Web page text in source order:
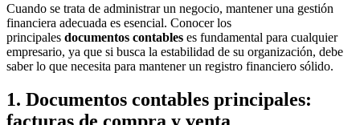
Cuando se trata de administrar un negocio, mantener una gestión
financiera adecuada es esencial. Conocer los
principales documentos contables es fundamental para cualquier
empresario, ya que si busca la estabilidad de su organización, debe
saber lo que necesita para mantener un registro financiero sólido.
1. Documentos contables principales: